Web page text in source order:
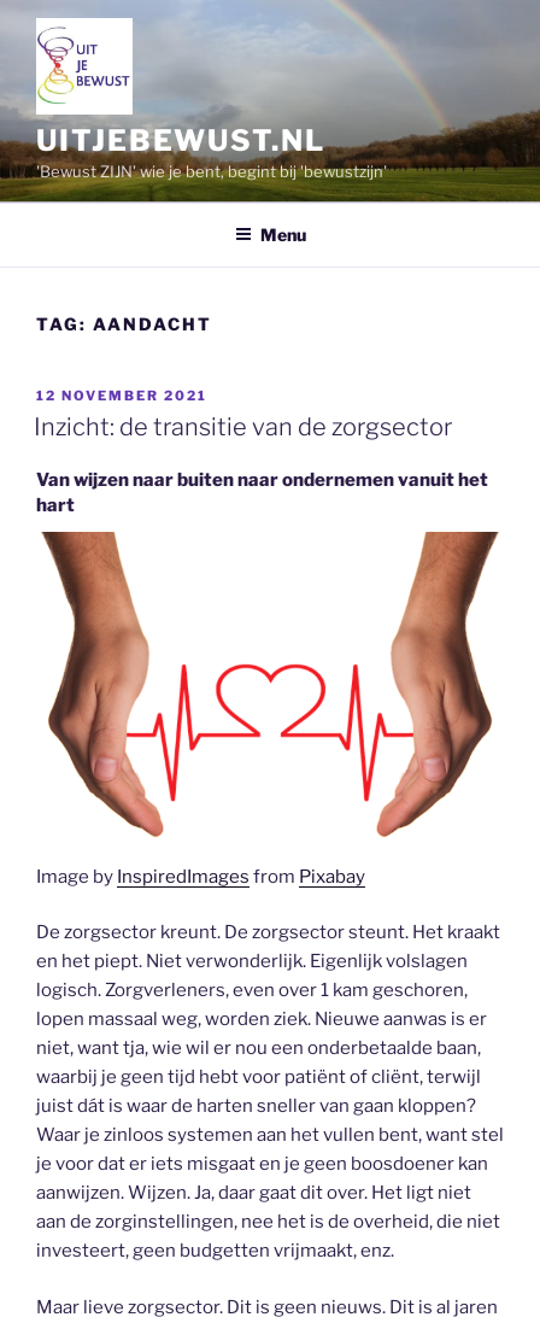
inhoud
UITJEBEWUST.NL
'Bewust ZIJN' wie je bent, begint bij 'bewustzijn'
Menu
TAG: AANDACHT
GEPLAATST
OP
12 NOVEMBER 2021
Inzicht: de transitie van de zorgsector
Van wijzen naar buiten naar ondernemen vanuit het
hart
Image by InspiredImages from Pixabay
De zorgsector kreunt. De zorgsector steunt. Het kraakt
en het piept. Niet verwonderlijk. Eigenlijk volslagen
logisch. Zorgverleners, even over 1 kam geschoren,
lopen massaal weg, worden ziek. Nieuwe aanwas is er
niet, want tja, wie wil er nou een onderbetaalde baan,
waarbij je geen tijd hebt voor patiënt of cliënt, terwijl
juist dát is waar de harten sneller van gaan kloppen?
Waar je zinloos systemen aan het vullen bent, want stel
je voor dat er iets misgaat en je geen boosdoener kan
aanwijzen. Wijzen. Ja, daar gaat dit over. Het ligt niet
aan de zorginstellingen, nee het is de overheid, die niet
investeert, geen budgetten vrijmaakt, enz.
Maar lieve zorgsector. Dit is geen nieuws. Dit is al jaren